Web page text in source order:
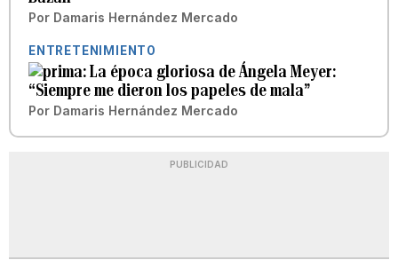
Por Damaris Hernández Mercado
ENTRETENIMIENTO
La época gloriosa de Ángela Meyer:
“Siempre me dieron los papeles de mala”
Por Damaris Hernández Mercado
PUBLICIDAD